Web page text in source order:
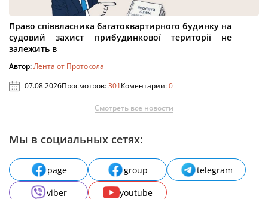
Право співвласника багатоквартирного будинку на
судовий захист прибудинкової території не
залежить в
Автор:Лента от Протокола
07.08.2026Просмотров:301Коментарии:0
Смотреть все новости
Мы в социальных сетях:
page group
telegram
viber
youtube